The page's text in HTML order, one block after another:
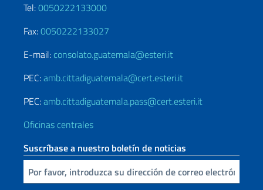
Tel:0050222133000
Fax:0050222133027
E-mail: consolato.guatemala@esteri.it
PEC:amb.cittadiguatemala@cert.esteri.it
PEC:amb.cittadiguatemala.pass@cert.esteri.it
Oficinas centrales
Suscríbase a nuestro boletín de noticias
Inserta tu correo electronico